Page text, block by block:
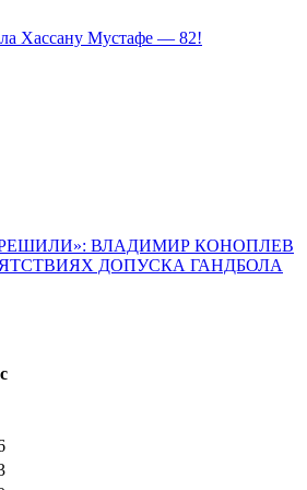
Хассану Мустафе — 82!
ВЛАДИМИР КОНОПЛЕВ
ДОПУСКА ГАНДБОЛА